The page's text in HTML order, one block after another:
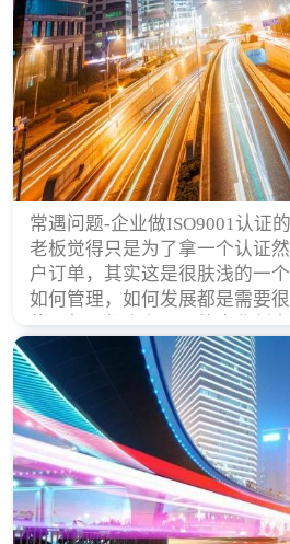
常遇问题-企业做ISO9001认证
老板觉得只是为了拿一个认证
户订单，其实这是很肤浅的一
如何管理，如何发展都是需要
的，每天都会有不同的企业创
实一个企业的合法，有质量保证
认证体现价值的时候，那么键
做ISO9001认证的根本原因。